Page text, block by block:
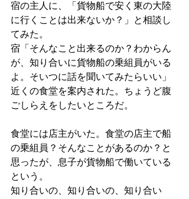
宿の主人に、「貨物船で安く東の大陸
に行くことは出来ないか？」と相談し
てみた。
宿「そんなこと出来るのか？わからん
が、知り合いに貨物船の乗組員がいる
よ。そいつに話を聞いてみたらいい」
近くの食堂を案内された。ちょうど腹
ごしらえをしたいところだ。
食堂には店主がいた。食堂の店主で船
の乗組員？そんなことがあるのか？と
思ったが、息子が貨物船で働いている
という。
知り合いの、知り合いの、知り合い